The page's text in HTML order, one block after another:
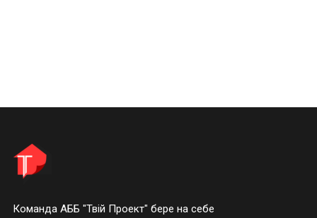
Команда АББ "Твій Проект" бере на себе